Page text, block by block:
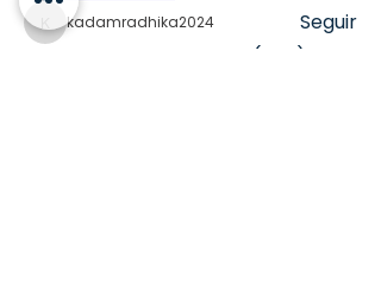
kadamradhika2024
kadamradhika2024
Seguir
Ver todos los miembros (346)